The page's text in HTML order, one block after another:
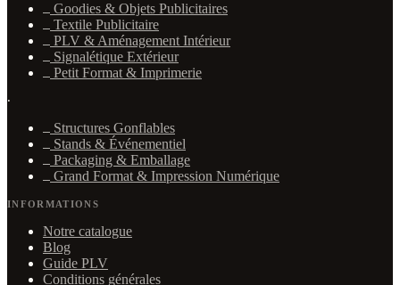
Goodies & Objets Publicitaires
Textile Publicitaire
PLV & Aménagement Intérieur
Signalétique Extérieur
Petit Format & Imprimerie
·
Structures Gonflables
Stands & Événementiel
Packaging & Emballage
Grand Format & Impression Numérique
INFORMATIONS
Notre catalogue
Blog
Guide PLV
Conditions générales